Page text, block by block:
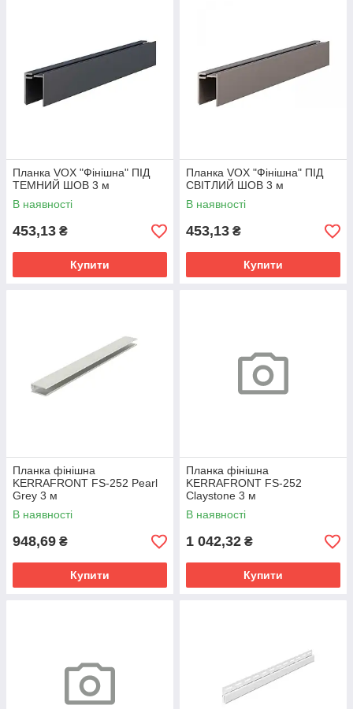
Планка VOX "Фінішна" ПІД
ТЕМНИЙ ШОВ 3 м
В наявності
453,13 ₴
Купити
Планка VOX "Фінішна" ПІД
СВІТЛИЙ ШОВ 3 м
В наявності
453,13 ₴
Купити
Планка фінішна
KERRAFRONT FS-252 Pearl
Grey 3 м
В наявності
948,69 ₴
Купити
Планка фінішна
KERRAFRONT FS-252
Claystone 3 м
В наявності
1 042,32 ₴
Купити